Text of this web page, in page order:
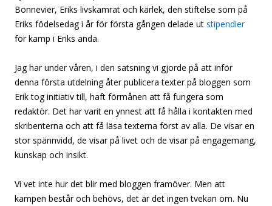
Bonnevier, Eriks livskamrat och kärlek, den stiftelse som på
Eriks födelsedag i år för första gången delade ut stipendier
för kamp i Eriks anda.
Jag har under våren, i den satsning vi gjorde på att inför
denna första utdelning åter publicera texter på bloggen som
Erik tog initiativ till, haft förmånen att få fungera som
redaktör. Det har varit en ynnest att få hålla i kontakten med
skribenterna och att få läsa texterna först av alla. De visar en
stor spännvidd, de visar på livet och de visar på engagemang,
kunskap och insikt.
Vi vet inte hur det blir med bloggen framöver. Men att
kampen består och behövs, det är det ingen tvekan om. Nu